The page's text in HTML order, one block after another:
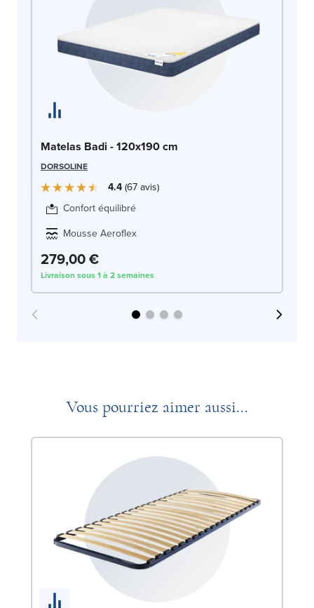
Matelas Badi - 120x190 cm
DORSOLINE
4.4 67avis
Confort équilibré
Mousse Aeroflex
279,00 €
Livraison sous 1 à 2 semaines
Vous pourriez aimer aussi...